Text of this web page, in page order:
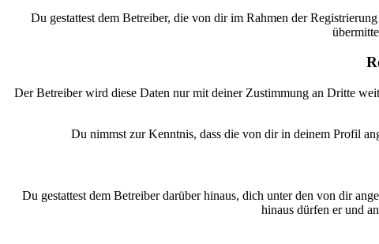
Du gestattest dem Betreiber, die von dir im Rahmen der
Der Betreiber wird diese Daten nur mit deiner Zustimmung an Dritte
Du nimmst zur Kenntnis, dass die von dir in deinem Profil
Du gestattest dem Betreiber darüber hinaus, dich unter den von dir
hinaus dürfen er und